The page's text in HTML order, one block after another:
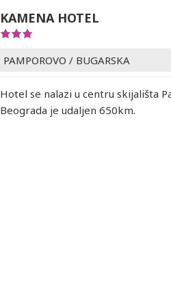
KAMENA HOTEL
PAMPOROVO / BUGARSKA
Hotel se nalazi u centru skijališta
Beograda je udaljen 650km.